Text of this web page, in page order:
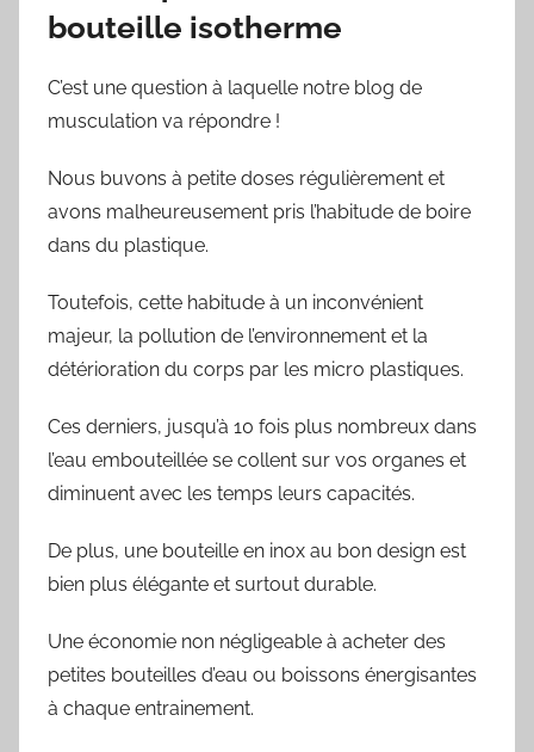
bouteille isotherme
C’est une question à laquelle notre blog de
musculation va répondre !
Nous buvons à petite doses régulièrement et
avons malheureusement pris l’habitude de boire
dans du plastique.
Toutefois, cette habitude à un inconvénient
majeur, la pollution de l’environnement et la
détérioration du corps par les micro plastiques.
Ces derniers, jusqu’à 10 fois plus nombreux dans
l’eau embouteillée se collent sur vos organes et
diminuent avec les temps leurs capacités.
De plus, une bouteille en inox au bon design est
bien plus élégante et surtout durable.
Une économie non négligeable à acheter des
petites bouteilles d’eau ou boissons énergisantes
à chaque entrainement.